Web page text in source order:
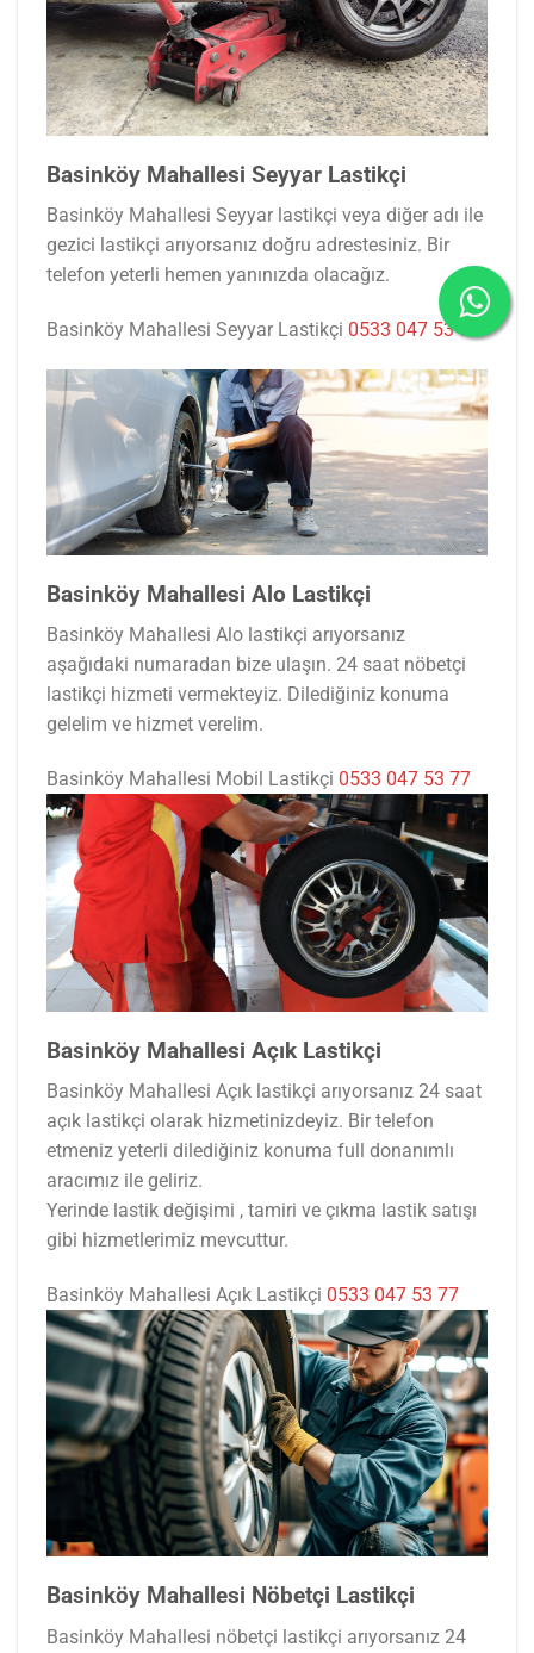
Basinköy Mahallesi Seyyar Lastikçi
Basinköy Mahallesi Seyyar lastikçi veya diğer adı ile
gezici lastikçi arıyorsanız doğru adrestesiniz. Bir
telefon yeterli hemen yanınızda olacağız.
Basinköy Mahallesi Seyyar Lastikçi 0533 047 53 77
Basinköy Mahallesi Alo Lastikçi
Basinköy Mahallesi Alo lastikçi arıyorsanız
aşağıdaki numaradan bize ulaşın. 24 saat nöbetçi
lastikçi hizmeti vermekteyiz. Dilediğiniz konuma
gelelim ve hizmet verelim.
Basinköy Mahallesi Mobil Lastikçi 0533 047 53 77
Basinköy Mahallesi Açık Lastikçi
Basinköy Mahallesi Açık lastikçi arıyorsanız 24 saat
açık lastikçi olarak hizmetinizdeyiz. Bir telefon
etmeniz yeterli dilediğiniz konuma full donanımlı
aracımız ile geliriz.
Yerinde lastik değişimi , tamiri ve çıkma lastik satışı
gibi hizmetlerimiz mevcuttur.
Basinköy Mahallesi Açık Lastikçi 0533 047 53 77
Basinköy Mahallesi Nöbetçi Lastikçi
Basinköy Mahallesi nöbetçi lastikçi arıyorsanız 24